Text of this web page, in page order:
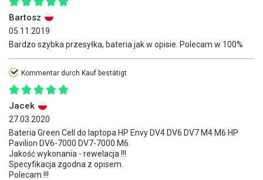
Bartosz
05.11.2019
Bardzo szybka przesyłka, bateria jak w opisie. Polecam w 100%
Kommentar durch Kauf bestätigt
Jacek
27.03.2020
Bateria Green Cell do laptopa HP Envy DV4 DV6 DV7 M4 M6 HP
Pavilion DV6-7000 DV7-7000 M6.
Jakość wykonania - rewelacja !!!
Specyfikacja zgodna z opisem.
Polecam !!!